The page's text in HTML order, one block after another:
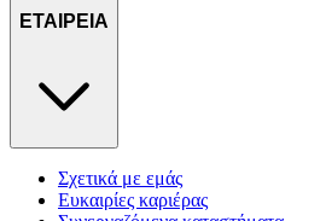
ΕΤΑΙΡΕΙΑ
Σχετικά με εμάς
Ευκαιρίες καριέρας